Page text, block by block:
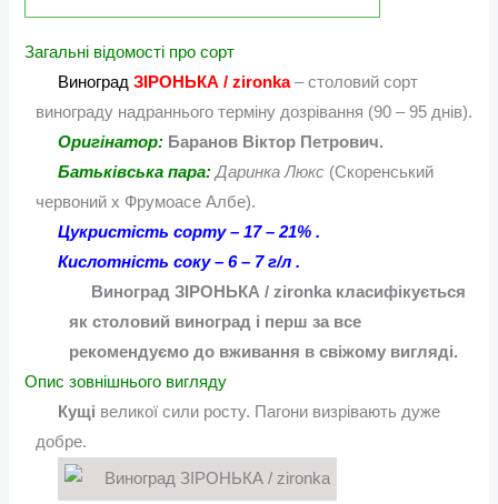
Загальні відомості про сорт
Виноград ЗІРОНЬКА / zironka – столовий сорт
винограду надраннього терміну дозрівання (90 – 95 днів).
Оригінатор: Баранов Віктор Петрович.
Батьківська пара:Даринка Люкс (Скоренський
червоний х Фрумоасе Албе).
Цукристість сорту – 17 – 21% .
Кислотність соку – 6 – 7 г/л .
Виноград ЗІРОНЬКА / zironka класифікується
як столовий виноград і перш за все
рекомендуємо до вживання в свіжому вигляді.
Опис зовнішнього вигляду
Кущі великої сили росту. Пагони визрівають дуже
добре.